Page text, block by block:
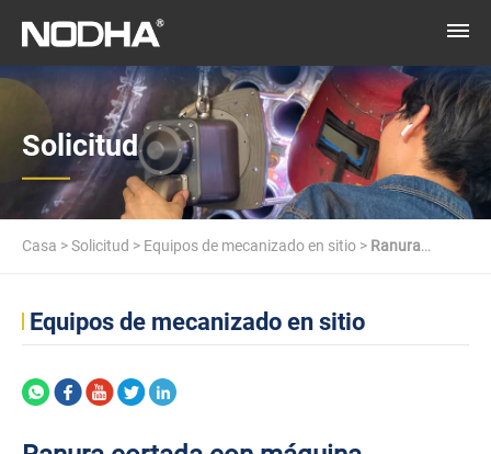
Solicitud
Casa >Solicitud > Equipos de mecanizado en sitio > Ranura
Equipos de mecanizado en sitio